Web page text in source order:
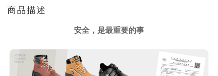
商品描述
安全，是最重要的事